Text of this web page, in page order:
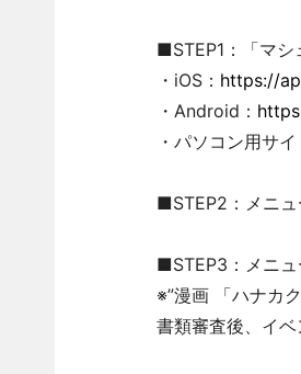
■STEP1：「マシ
・iOS： https://
・Android：
・パソコン用サイ
■STEP2：メニュ
■STEP3：メニュ
※”漫画 「ハナカ
書類審査後、イベ